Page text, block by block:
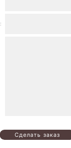
: